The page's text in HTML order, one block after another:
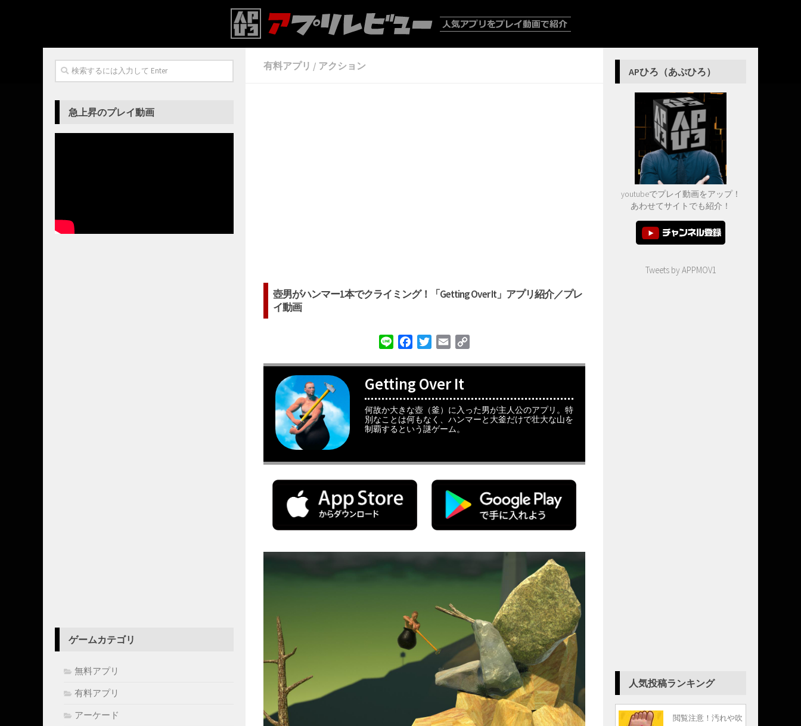
有料アプリ / アクション
壺男がハンマー1本でクライミング！「Getting Over It」アプリ紹介／プレ
イ動画
Line FacebookTwitterEmail
Getting Over It
何故か大きな壺（釜）に入った男が主人公のアプリ。特
別なことは何もなく、ハンマーと大釜だけで壮大な山を
制覇するという謎ゲーム。
急上昇のプレイ動画
ゲームカテゴリ
無料アプリ
有料アプリ
アーケード
APひろ（あぷひろ）
youtubeでプレイ動画をアップ！
あわせてサイトでも紹介！
Tweets by APPMOV1
人気投稿ランキング
閲覧注意！汚れや吹